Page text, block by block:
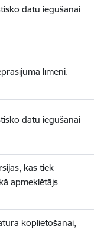
datu iegūšanai
līmeni.
datu iegūšanai
kas tiek
apmeklētājs
koplietošanai,